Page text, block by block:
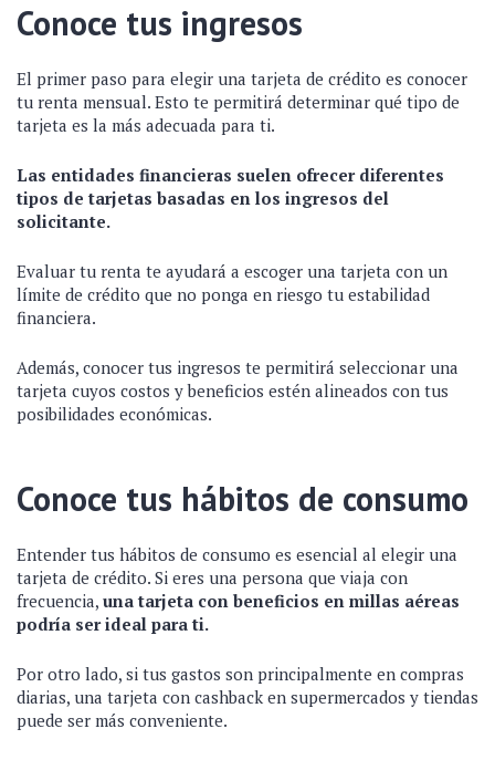
Conoce tus ingresos
El primer paso para elegir una tarjeta de crédito es conocer
tu renta mensual. Esto te permitirá determinar qué tipo de
tarjeta es la más adecuada para ti.
Las entidades financieras suelen ofrecer diferentes
tipos de tarjetas basadas en los ingresos del
solicitante.
Evaluar tu renta te ayudará a escoger una tarjeta con un
límite de crédito que no ponga en riesgo tu estabilidad
financiera.
Además, conocer tus ingresos te permitirá seleccionar una
tarjeta cuyos costos y beneficios estén alineados con tus
posibilidades económicas.
Conoce tus hábitos de consumo
Entender tus hábitos de consumo es esencial al elegir una
tarjeta de crédito. Si eres una persona que viaja con
frecuencia, una tarjeta con beneficios en millas aéreas
podría ser ideal para ti.
Por otro lado, si tus gastos son principalmente en compras
diarias, una tarjeta con cashback en supermercados y tiendas
puede ser más conveniente.